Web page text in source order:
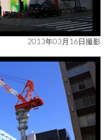
2013年03月16日撮影